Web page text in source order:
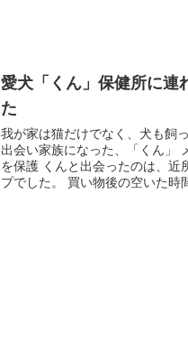
愛犬「くん」保健所に連
た
我が家は猫だけでなく、犬も飼
出会い家族になった、「くん」
を保護 くんと出会ったのは、近
プでした。 買い物後の空いた時